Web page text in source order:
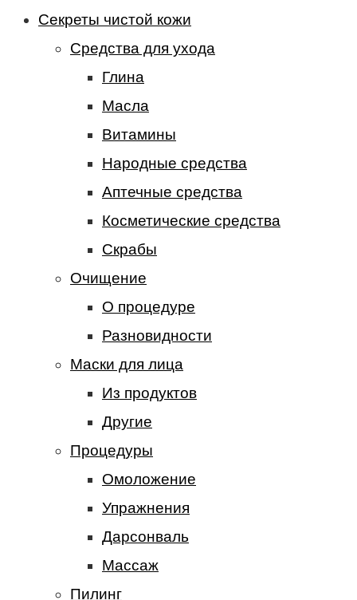
Секреты чистой кожи
Средства для ухода
Глина
Масла
Витамины
Народные средства
Аптечные средства
Косметические средства
Скрабы
Очищение
О процедуре
Разновидности
Маски для лица
Из продуктов
Другие
Процедуры
Омоложение
Упражнения
Дарсонваль
Массаж
Пилинг